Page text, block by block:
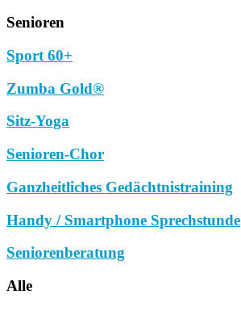
Senioren
Sport 60+
Zumba Gold®
Sitz-Yoga
Senioren-Chor
Ganzheitliches Gedächtnistraining
Handy / Smartphone Sprechstunde
Seniorenberatung
Alle